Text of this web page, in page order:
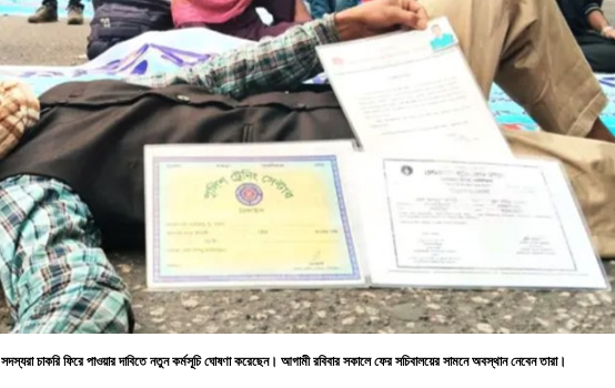
চাকরি ফিরে পাওয়ার দাবিতে নতুন কর্মসূচি ঘোষণা করেছেন। আগামী রবিবার সকালে ফের সচিবালয়ের সামনে অবস্থান নেবেন তারা।